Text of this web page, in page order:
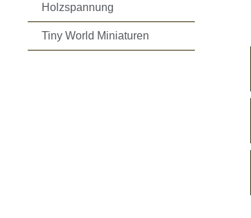
Holzspannung
Tiny World Miniaturen